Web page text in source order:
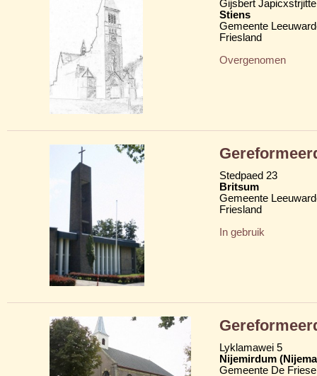
Gijsbert
Stiens
Gemeente
Friesland
Overgenomen
Stedpaed 23
Britsum
Gemeente
Friesland
In gebruik
Lyklamawei 5
Nijemirdum
Gemeente De